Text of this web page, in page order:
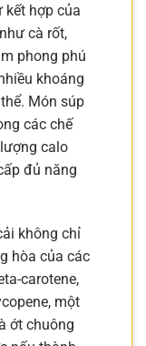
kết hợp của
cà rốt,
phong phú
khoáng
Món súp
các chế
calo
đủ năng
không chỉ
hòa của các
carotene,
một
ớt chuông